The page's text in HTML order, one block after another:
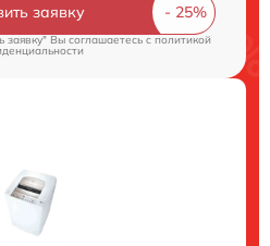
заявку
заявку" Вы соглашаетесь cполитикой